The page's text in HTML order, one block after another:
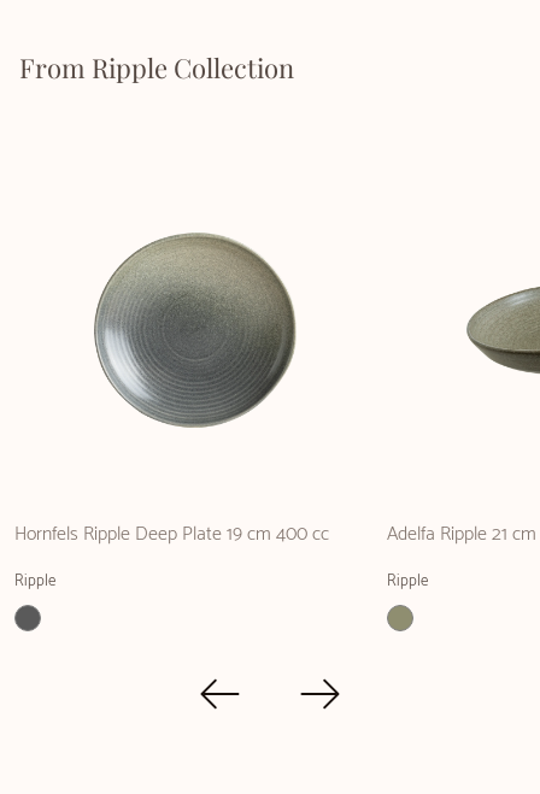
From Ripple Collection
Hornfels Ripple Deep Plate 19 cm 400 cc
Ripple
Adelfa Ripple 21
Ripple